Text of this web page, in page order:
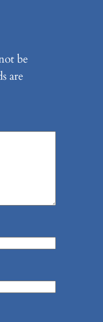
be
are